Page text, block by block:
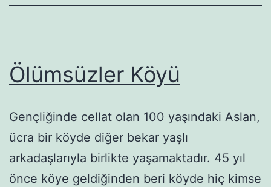
Ölümsüzler Köyü
Gençliğinde cellat olan 100 yaşındaki Aslan,
ücra bir köyde diğer bekar yaşlı
arkadaşlarıyla birlikte yaşamaktadır. 45 yıl
önce köye geldiğinden beri köyde hiç kimse